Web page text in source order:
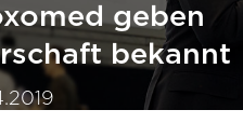
geben
bekannt